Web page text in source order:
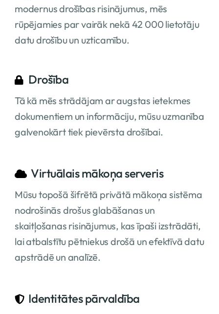
modernus drošības risinājumus, mēs
rūpējamies par vairāk nekā 42 000 lietotāju
datu drošību un uzticamību.
Drošība
Tā kā mēs strādājam ar augstas ietekmes
dokumentiem un informāciju, mūsu uzmanība
galvenokārt tiek pievērsta drošībai.
Virtuālais mākoņa serveris
Mūsu topošā šifrētā privātā mākoņa sistēma
nodrošinās drošus glabāšanas un
skaitļošanas risinājumus, kas īpaši izstrādāti,
lai atbalstītu pētniekus drošā un efektīvā datu
apstrādē un analīzē.
Identitātes pārvaldība